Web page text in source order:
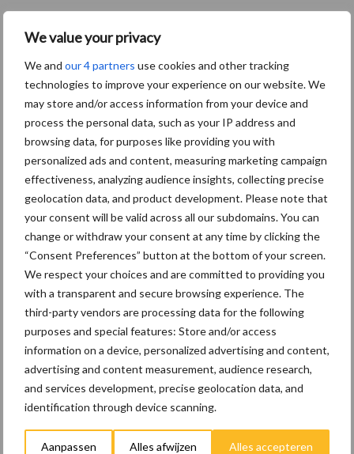
We value your privacy
We and our 4 partners use cookies and other tracking
technologies to improve your experience on our website. We
may store and/or access information from your device and
process the personal data, such as your IP address and
browsing data, for purposes like providing you with
personalized ads and content, measuring marketing campaign
effectiveness, analyzing audience insights, collecting precise
geolocation data, and product development. Please note that
your consent will be valid across all our subdomains. You can
change or withdraw your consent at any time by clicking the
“Consent Preferences” button at the bottom of your screen.
We respect your choices and are committed to providing you
with a transparent and secure browsing experience. The
third-party vendors are processing data for the following
purposes and special features: Store and/or access
information on a device, personalized advertising and content,
advertising and content measurement, audience research,
and services development, precise geolocation data, and
identification through device scanning.
Aanpassen Alles afwijzen Alles accepteren
Primaire
Sidebar
Recent nieuws Partner nieuws
8 jan
Belastingdienst publiceert
Landelijke Landbouwnormen 2025
23 dec
10 praktisch tips om je voor te
bereiden op mogelijke uitval van het
stroomnet
23 dec
EU-pluimveesector groeit door,
maar tempo vlakt af
22 dec
Kwaliteit als wapen tegen
internationale handelsdruk in de
veeteeltsector
Toon meer